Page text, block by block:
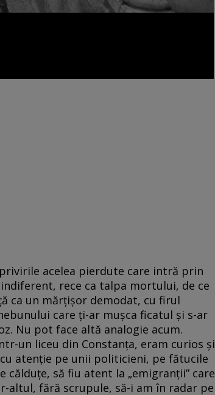
acelea pierdute care intră prin
rece ca talpa mortului, de ce
ca un mărțișor demodat, cu firul
care ți-ar mușca ficatul și s-ar
Nu pot face altă analogie acum.
un liceu din Constanța, eram curios și
atenție pe unii politicieni, pe fătucile
să fiu atent la „emigranții” care
fără scrupule, să-i am în radar pe